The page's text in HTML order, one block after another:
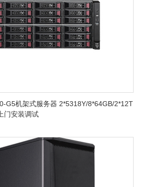
G5机架式服务器 2*5318Y/8*64GB/2*12T
门安装调试